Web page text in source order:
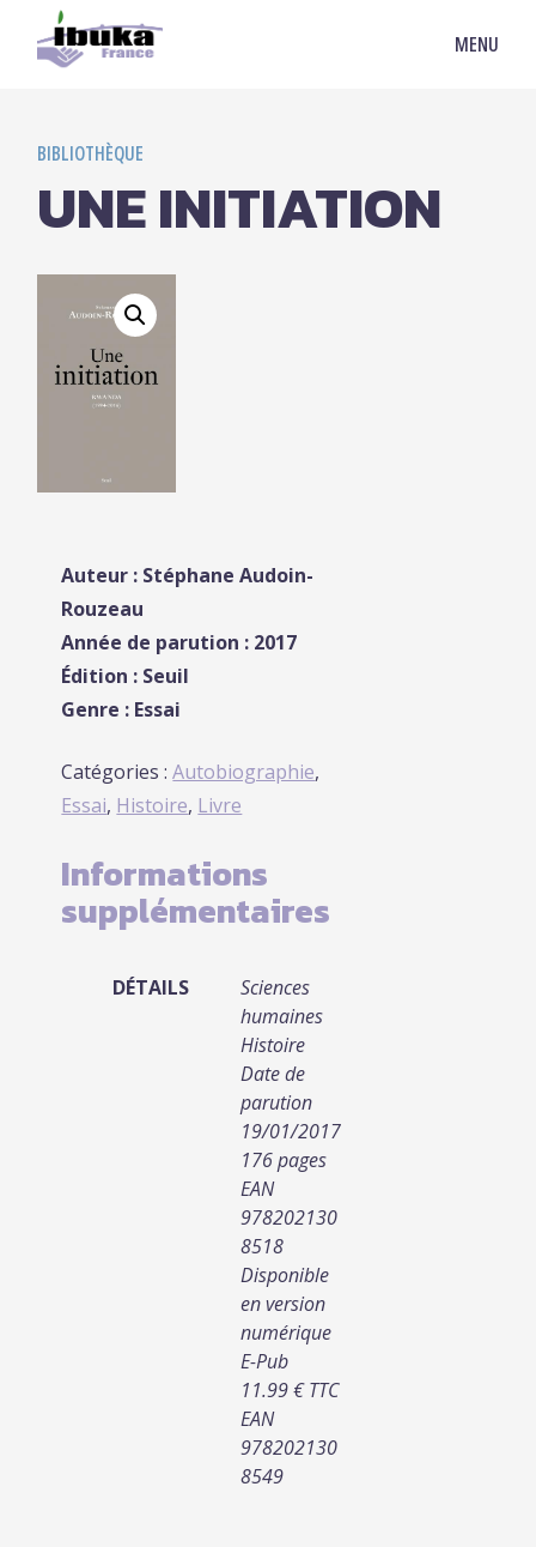
MENU
BIBLIOTHÈQUE
UNE INITIATION
Auteur : Stéphane Audoin-
Rouzeau
Année de parution : 2017
Édition : Seuil
Genre : Essai
Catégories :Autobiographie,
Essai, Histoire, Livre
Informations
supplémentaires
DÉTAILS
Sciences
humaines
Histoire
Date de
parution
19/01/2017
176 pages
EAN
978202130
8518
Disponible
en version
numérique
E-Pub
11.99 € TTC
EAN
978202130
8549